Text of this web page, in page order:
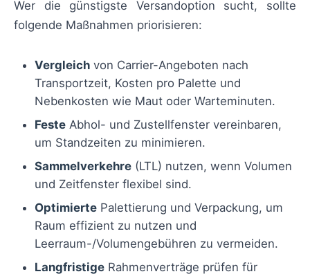
Wer die günstigste Versandoption sucht, sollte
folgende Maßnahmen priorisieren:
Vergleich von Carrier-Angeboten nach
Transportzeit, Kosten pro Palette und
Nebenkosten wie Maut oder Warteminuten.
Feste Abhol- und Zustellfenster vereinbaren,
um Standzeiten zu minimieren.
Sammelverkehre (LTL) nutzen, wenn Volumen
und Zeitfenster flexibel sind.
Optimierte Palettierung und Verpackung, um
Raum effizient zu nutzen und
Leerraum-/Volumengebühren zu vermeiden.
Langfristige Rahmenverträge prüfen für